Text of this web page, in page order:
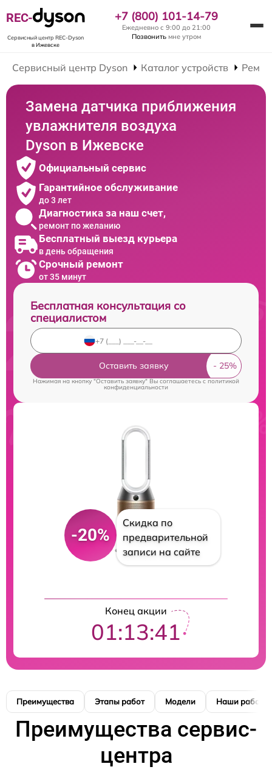
REC-
Сервисный центр REC-Dyson
в Ижевске
+7 (800) 101-14-79
Ежедневно с 9:00 до 21:00
Позвонить мне утром
Сервисный центр Dyson Каталог устройств
Замена датчика приближения
увлажнителя воздуха
Dyson в Ижевске
Официальный сервис
Гарантийное обслуживание
до 3 лет
Диагностика за наш счет,
ремонт по желанию
Бесплатный выезд курьера
в день обращения
Срочный ремонт
от 35 минут
Бесплатная консультация со
специалистом
Оставить заявку
Нажимая на кнопку "Оставить заявку" Вы соглашаетесь cполитикой
конфиденциальности
-20%
Скидка по
предварительной
записи на сайте
Конец акции
01:13:41
Преимущества Этапы работ Модели Наши работы
Преимущества сервис-
центра